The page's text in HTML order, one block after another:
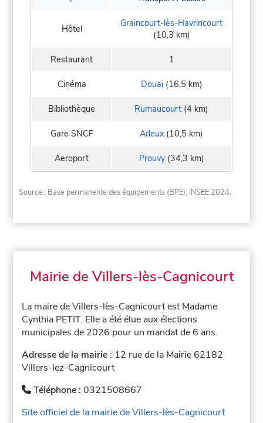
Hôtel
Graincourt-lès-Havrincourt
(10,3 km)
Restaurant 1
Cinéma Douai(16,5 km)
Bibliothèque Rumaucourt (4 km)
Gare SNCF Arleux (10,5 km)
Aeroport Prouvy(34,3 km)
Source : Base permanente des équipements (BPE), INSEE 2024.
Mairie de Villers-lès-Cagnicourt
La maire de Villers-lès-Cagnicourt est Madame
Cynthia PETIT. Elle a été élue aux élections
municipales de 2026 pour un mandat de 6 ans.
Adresse de la mairie : 12 rue de la Mairie 62182
Villers-lez-Cagnicourt
Téléphone :0321508667
Site officiel de la mairie de Villers-lès-Cagnicourt